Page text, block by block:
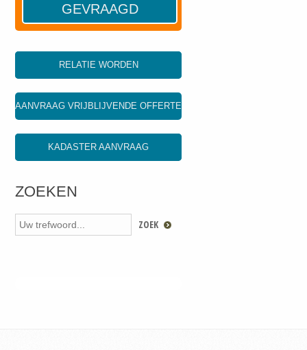
GEVRAAGD
RELATIE WORDEN
AANVRAAG VRIJBLIJVENDE OFFERTE
KADASTER AANVRAAG
ZOEKEN